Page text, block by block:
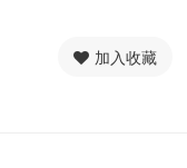
加入收藏